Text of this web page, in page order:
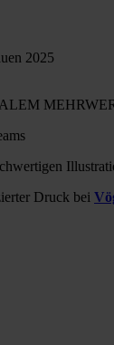
2025
Druck bei